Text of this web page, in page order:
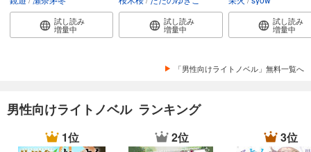
試し読み
増量中
試し読み
増量中
試し読み
増量中
「男性向けライトノベル」無料一覧へ
男性向けライトノベル ランキング
1位 2位 3位